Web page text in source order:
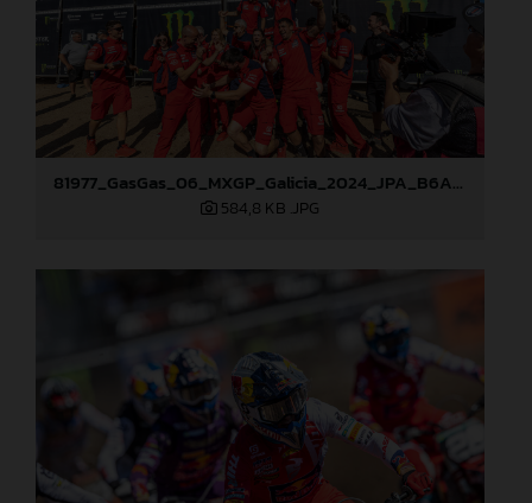
81977_GasGas_06_MXGP_Galicia_2024_JPA_B6A1120
584,8 KB .JPG